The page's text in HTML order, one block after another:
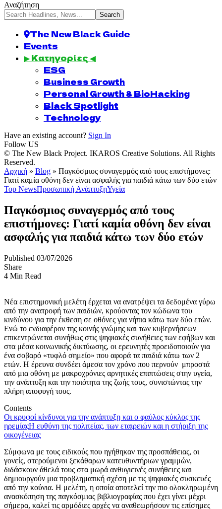
Αναζήτηση
The New Black Guide
Events
▶ Κατηγορίες ◀
ESG
Business Growth
Personal Growth & BioHacking
Black Spotlight
Technology
Have an existing account? Sign In
Follow US
© The New Black Project. IKAROS Creative Solutions. All Rights
Reserved.
Αρχική » Blog » Παγκόσμιος συναγερμός από τους επιστήμονες:
Γιατί καμία οθόνη δεν είναι ασφαλής για παιδιά κάτω των δύο ετών
Top NewsΠροσωπική ΑνάπτυξηΥγεία
Παγκόσμιος συναγερμός από τους
επιστήμονες: Γιατί καμία οθόνη δεν είναι
ασφαλής για παιδιά κάτω των δύο ετών
Published 03/07/2026
Share
4 Min Read
Νέα επιστημονική μελέτη έρχεται να ανατρέψει τα δεδομένα γύρω
από την ανατροφή των παιδιών, κρούοντας τον κώδωνα του
κινδύνου για την έκθεση σε οθόνες για νήπια κάτω των δύο ετών.
Ενώ το ενδιαφέρον της κοινής γνώμης και των κυβερνήσεων
επικεντρώνεται συνήθως στις ψηφιακές συνήθειες των εφήβων και
στα μέσα κοινωνικής δικτύωσης, οι ερευνητές προειδοποιούν για
ένα σοβαρό «τυφλό σημείο» που αφορά τα παιδιά κάτω των 2
ετών. Η έρευνα συνδέει άμεσα τον χρόνο που περνούν μπροστά
από μια οθόνη με μακροχρόνιες αρνητικές επιπτώσεις στην υγεία,
την ανάπτυξη και την ποιότητα της ζωής τους, συνιστώντας την
πλήρη αποφυγή τους.
Contents
Οι κρυφοί κίνδυνοι για την ανάπτυξη και ο φαύλος κύκλος της
ηρεμίαςΗ ευθύνη της πολιτείας, των εταιρειών και η στήριξη της
οικογένειας
Σύμφωνα με τους ειδικούς που ηγήθηκαν της προσπάθειας, οι
γονείς, στερούμενοι ξεκάθαρων κατευθυντήριων γραμμών,
διδάσκουν άθελά τους στα μωρά ανθυγιεινές συνήθειες και
δημιουργούν μια προβληματική σχέση με τις ψηφιακές συσκευές
από την κούνια. Η μελέτη, η οποία αποτελεί την πιο ολοκληρωμένη
ανασκόπηση της παγκόσμιας βιβλιογραφίας που έχει γίνει μέχρι
σήμερα, καλεί τις αρμόδιες αρχές να αναθεωρήσουν τις επίσημες